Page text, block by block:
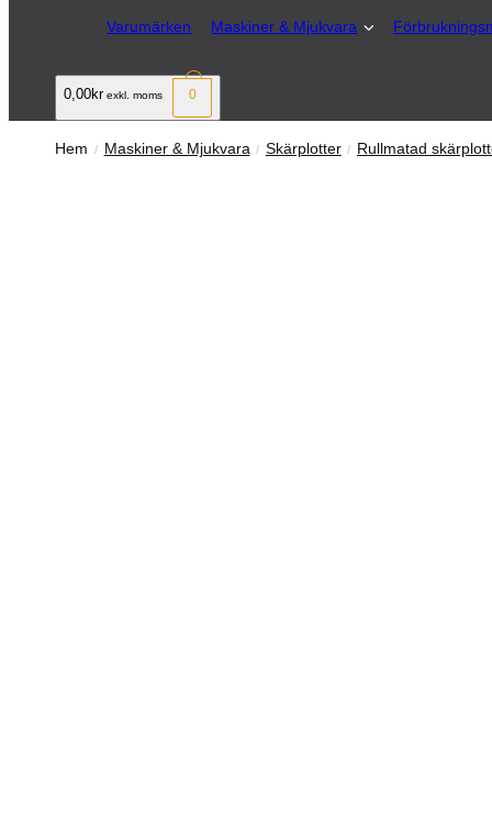
Varumärken Maskiner & Mjukvara
0,00krexkl. moms 0
Hem Maskiner & Mjukvara Skärplotter Rullmatad